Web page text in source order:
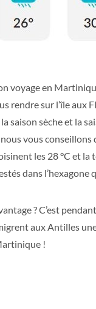
voyage en
rendre sur l’île aux
saison sèche et la
vous conseillons
les 28 °C et la
dans
? C’est
aux Antilles
!